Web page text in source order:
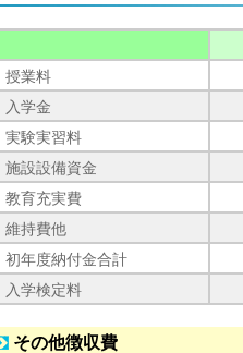
授業料
入学金
実験実習料
施設設備資金
教育充実費
維持費他
初年度納付金合計
入学検定料
その他徴収費